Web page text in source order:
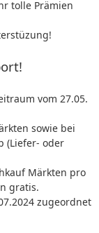
tolle Prämien
vom 27.05.
sowie bei
(Liefer- oder
Märkten pro
gratis.
zugeordnet